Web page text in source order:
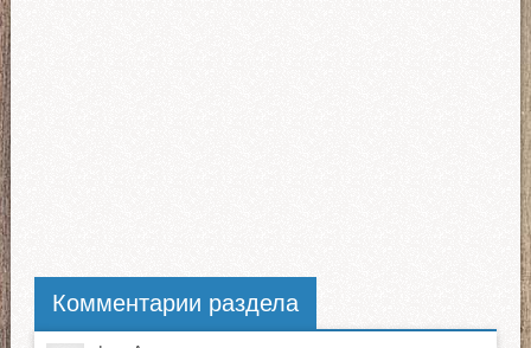
Комментарии раздела